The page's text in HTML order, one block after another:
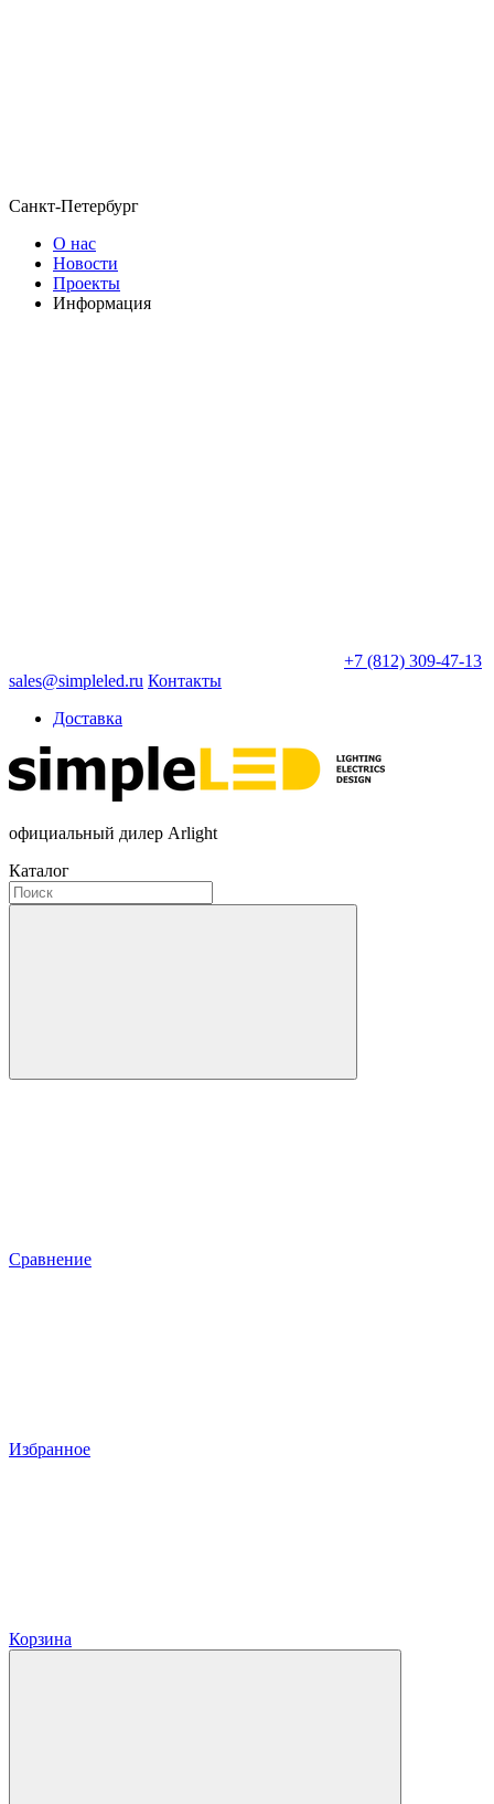
Санкт-Петербург
О нас
Новости
Проекты
Информация
+7 (812) 309-47-13
sales@simpleled.ru Контакты
Доставка
официальный дилер Arlight
Каталог
Сравнение
Избранное
Корзина